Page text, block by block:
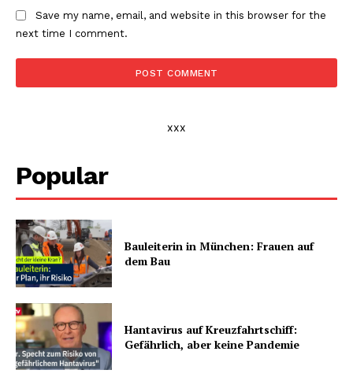
Save my name, email, and website in this browser for the
next time I comment.
xxx
Popular
Bauleiterin in München: Frauen auf
dem Bau
Hantavirus auf Kreuzfahrtschiff:
Gefährlich, aber keine Pandemie